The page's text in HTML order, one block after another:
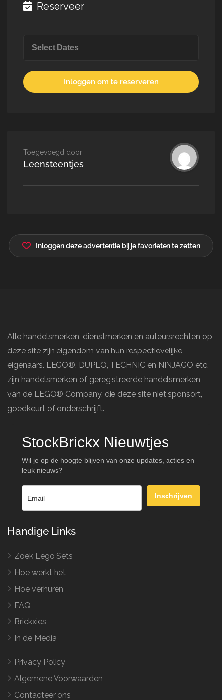
Reserveer
Inloggen om te reserveren
Toegevoegd door
Leensteentjes
Inloggen deze advertentie bij je favorieten te zetten
Alle handelsmerken, dienstmerken en auteursrechten op
deze site zijn eigendom van hun respectievelijke
eigenaars. LEGO®, DUPLO, TECHNIC en NINJAGO etc.
zijn handelsmerken of geregistreerde handelsmerken
van de LEGO® Company, die deze site niet sponsort,
goedkeurt of onderschrijft.
StockBrickx Nieuwtjes
Wil je op de hoogte blijven van onze updates, acties en
leuk nieuws?
Inschrijven
Handige Links
Zoek Lego Sets
Hoe werkt het
Hoe verhuren
FAQ
Brickxies
In de Media
Privacy Policy
Algemene Voorwaarden
Contacteer ons